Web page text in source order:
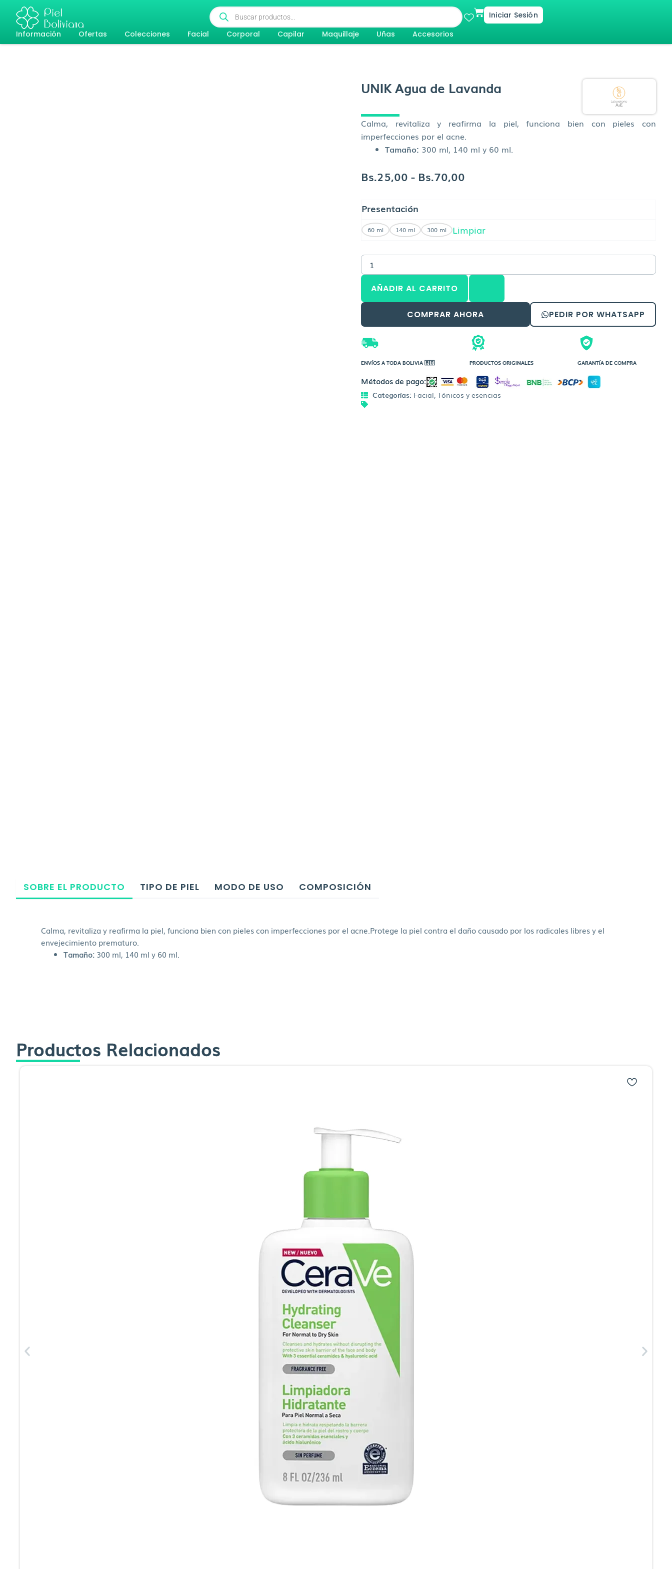
contenido
Búsqueda
de
productos
CartIniciar Sesión
Información
Ofertas Colecciones Facial Corporal Capilar Maquillaje Uñas Accesorios
UNIK Agua de Lavanda
Calma, revitaliza y reafirma la piel, funciona bien con pieles con
imperfecciones por el acne.
Tamaño: 300 ml, 140 ml y 60 ml.
Bs.25,00 - Bs.70,00
desde
Bs.70,00
Presentación
60 ml 140 ml 300 ml Limpiar
UNIK
Agua
de
Lavanda
AÑADIR AL CARRITO
COMPRAR AHORA PEDIR POR WHATSAPP
ENVÍOS A TODA BOLIVIA 🇧🇴 PRODUCTOS ORIGINALES GARANTÍA DE COMPRA
Métodos de pago:
Categorías: Facial Tónicos y esencias
SOBRE EL PRODUCTO TIPO DE PIEL MODO DE USO COMPOSICIÓN
Calma, revitaliza y reafirma la piel, funciona bien con pieles con imperfecciones por el acne.Protege la piel contra el daño causado por los radicales libres y el
envejecimiento prematuro.
Tamaño: 300 ml, 140 ml y 60 ml.
Productos Relacionados